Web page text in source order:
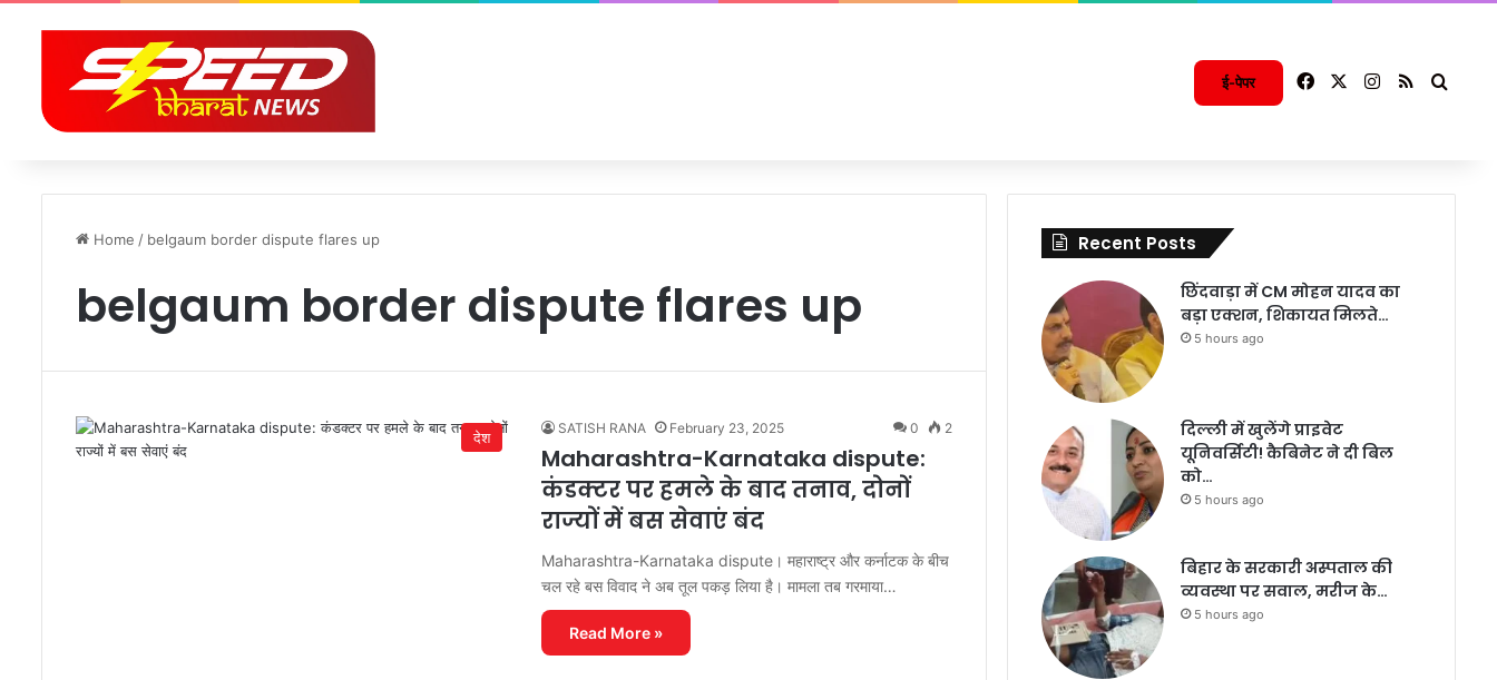
ई-पेपर FacebookInstagram
RSS
Home / belgaum border dispute flares up
belgaum border dispute flares up
देश
SATISH RANA February 23, 2025 0 2
Maharashtra-Karnataka dispute:
कंडक्टर पर हमले के बाद तनाव, दोनों
राज्यों में बस सेवाएं बंद
Maharashtra-Karnataka dispute। महाराष्ट्र और कर्नाटक के बीच
चल रहे बस विवाद ने अब तूल पकड़ लिया है। मामला तब गरमाया…
Read More »
Recent Posts
छिंदवाड़ा में CM मोहन यादव का
बड़ा एक्शन, शिकायत मिलते…
5 hours ago
दिल्ली में खुलेंगे प्राइवेट
यूनिवर्सिटी! कैबिनेट ने दी बिल
को…
5 hours ago
बिहार के सरकारी अस्पताल की
व्यवस्था पर सवाल, मरीज के…
5 hours ago